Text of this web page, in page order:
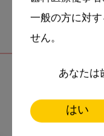
一般の方に対
せん。
あなたは
はい
関連記事